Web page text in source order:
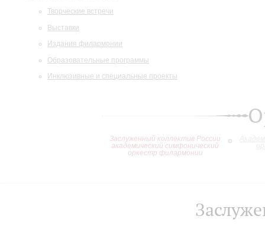
Творческие встречи
Выставки
Издания филармонии
Образовательные программы
Инклюзивные и специальные проекты
Заслуженный коллектив России
академический симфонический
оркестр филармонии